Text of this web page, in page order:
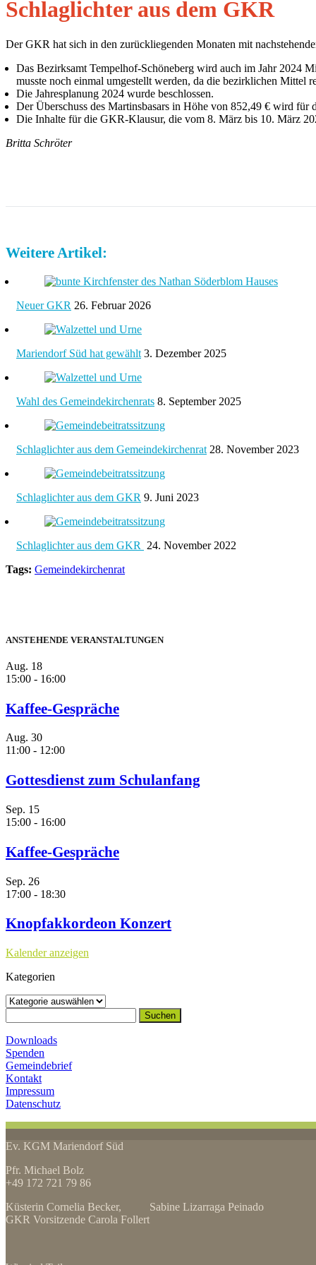
Schlaglichter aus dem GKR
Der GKR hat sich in den zurückliegenden Monaten mit
Das Bezirksamt Tempelhof-Schöneberg wird auch im Jahr 2024
musste noch einmal umgestellt werden, da die bezirklichen
Die Jahresplanung 2024 wurde beschlossen.
Der Überschuss des Martinsbasars in Höhe von 852,49 € wird für
Die Inhalte für die GKR-Klausur, die vom 8. März bis 10. März
Britta Schröter
Weitere Artikel:
Neuer GKR 26. Februar 2026
Mariendorf Süd hat gewählt3. Dezember 2025
Wahl des Gemeindekirchenrats 8. September 2025
Schlaglichter aus dem Gemeindekirchenrat28. November 2023
Schlaglichter aus dem GKR 9. Juni 2023
Schlaglichter aus dem GKR 24. November 2022
Tags: Gemeindekirchenrat
ANSTEHENDE VERANSTALTUNGEN
Aug. 18
15:00 - 16:00
Kaffee-Gespräche
Aug. 30
11:00 - 12:00
Gottesdienst zum Schulanfang
Sep. 15
15:00 - 16:00
Kaffee-Gespräche
Sep. 26
17:00 - 18:30
Knopfakkordeon Konzert
Kalender anzeigen
Kategorien
Kategorien
nach:
Downloads
Spenden
Gemeindebrief
Kontakt
Impressum
Datenschutz
Ev. KGM Mariendorf Süd
Pfr. Michael Bolz
+49 172 721 79 86
Küsterin Cornelia Becker, Sabine Lizarraga Peinado
GKR Vorsitzende Carola Follert